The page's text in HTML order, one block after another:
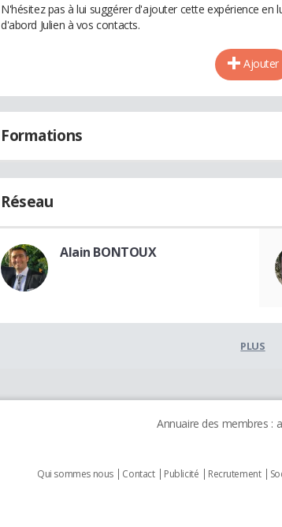
N'hésitez pas à lui suggérer d'ajouter cette expérience en
d'abord Julien à vos contacts.
Ajouter
Formations
Réseau
Alain BONTOUX
PLUS
Annuaire des membres : a
Qui sommes nous Contact Publicité Recrutement